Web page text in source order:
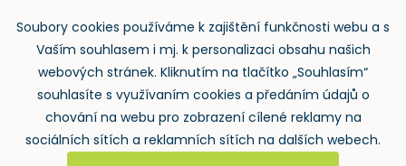
Zpětný odběr
Soubory cookies používáme k zajištění funkčnosti webu a s
Vaším souhlasem i mj. k personalizaci obsahu našich
webových stránek. Kliknutím na tlačítko „Souhlasím“
souhlasíte s využívaním cookies a předáním údajů o
chování na webu pro zobrazení cílené reklamy na
sociálních sítích a reklamních sítích na dalších webech.